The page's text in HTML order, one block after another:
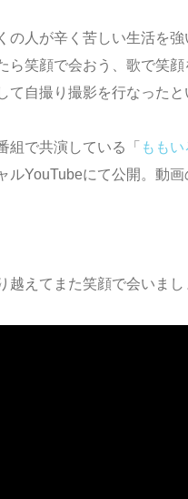
の人が辛く苦しい生活を
笑顔で会おう、歌で笑
て自撮り撮影を行なったと
組で共演している「 もも
ルYouTubeにて公開。動
越えてまた笑顔で会いまし